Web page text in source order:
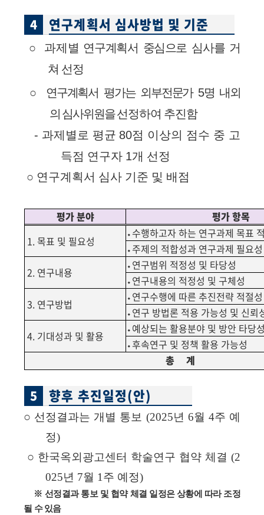
4 연구계획서 심사방법 및 기준
○ 과제 별 연구계획서 중심으로 심사를 거
쳐 선정
○
연구계획서 평가는 외부전문가 5명 내외
의 심사위원을 선정하여 추진함
- 과제별로 평균 80점 이상의 점수 중 고
득점 연구자 1개 선정
○ 연구계획서 심사 기준 및 배점
평가 분야
평가 항목
1.목표 및 필요성
⬩수행하고자 하는 연구과제 목표
⬩주제의 적합성과 연구과제 필요성
2. 연구내용
⬩연구범위 적정성 및 타당성
⬩연구내용의 적정성 및 구체성
3. 연구방법
⬩연구수행에 따른 추진전략 적절성
⬩연구 방법론 적용 가능성 및 신뢰
4. 기대성과 및 활용
⬩예상되는 활용분야 및 방안 타당
⬩후속연구 및 정책 활용 가능성
총
계
5 향후 추진일정(안)
○ 선정결과는 개별 통보 (2025년 6월 4주 예
정)
○ 한국옥외광고센터 학술연구 협약 체결 (2
025년 7월 1 주 예정)
※ 선정결과 통보 및 협약 체결 일정은 상황에 따라 조정
될 수 있음